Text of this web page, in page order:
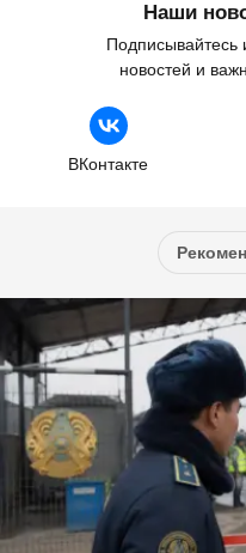
Наши
Подписывайтесь
новостей и
ВКонтакте